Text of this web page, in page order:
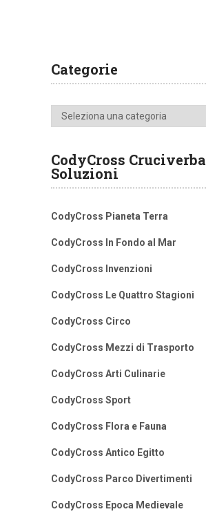
Categorie
Categorie
CodyCross Cruciverba
Soluzioni
CodyCross Pianeta Terra
CodyCross In Fondo al Mar
CodyCross Invenzioni
CodyCross Le Quattro Stagioni
CodyCross Circo
CodyCross Mezzi di Trasporto
CodyCross Arti Culinarie
CodyCross Sport
CodyCross Flora e Fauna
CodyCross Antico Egitto
CodyCross Parco Divertimenti
CodyCross Epoca Medievale